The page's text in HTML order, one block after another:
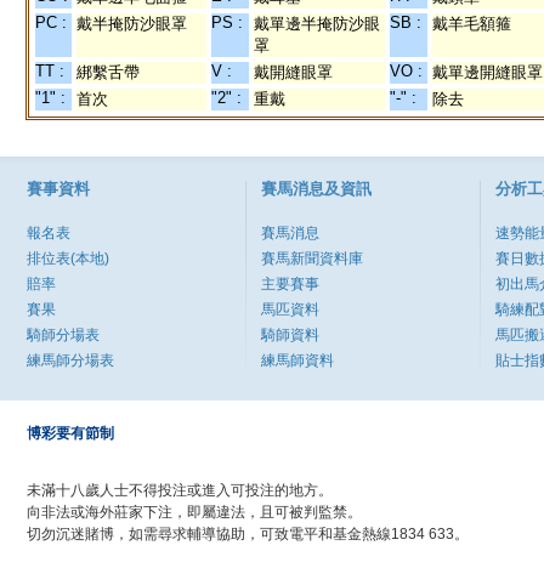
PC : 戴半掩防沙眼罩 PS :
戴單邊半掩防沙眼
罩
SB : 戴羊毛額箍
TT : 綁繫舌帶 V : 戴開縫眼罩 VO : 戴單邊開縫眼罩
"1" :
首次 "2" : 重戴 "-" : 除去
賽事資料
報名表
排位表(本地)
賠率
賽果
騎師分場表
練馬師分場表
賽馬消息及資訊
賽馬消息
賽馬新聞資料庫
主要賽事
馬匹資料
騎師資料
練馬師資料
分析
速勢能
賽日數
初出馬
騎練配
馬匹搬
貼士指
博彩要有節制
未滿十八歲人士不得投注或進入可投注的地方。
向非法或海外莊家下注，即屬違法，且可被判監禁。
切勿沉迷賭博，如需尋求輔導協助，可致電平和基金熱線1834 633。